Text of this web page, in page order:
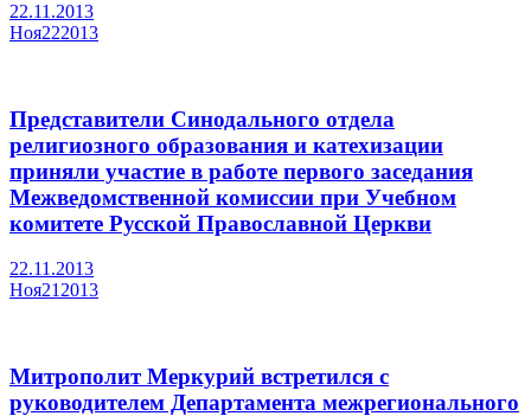
22.11.2013
Ноя222013
Представители Синодального отдела
религиозного образования и катехизации
приняли участие в работе первого заседания
Межведомственной комиссии при Учебном
комитете Русской Православной Церкви
22.11.2013
Ноя212013
Митрополит Меркурий встретился с
руководителем Департамента межрегионального